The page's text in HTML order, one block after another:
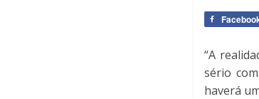
“A
sério
haverá